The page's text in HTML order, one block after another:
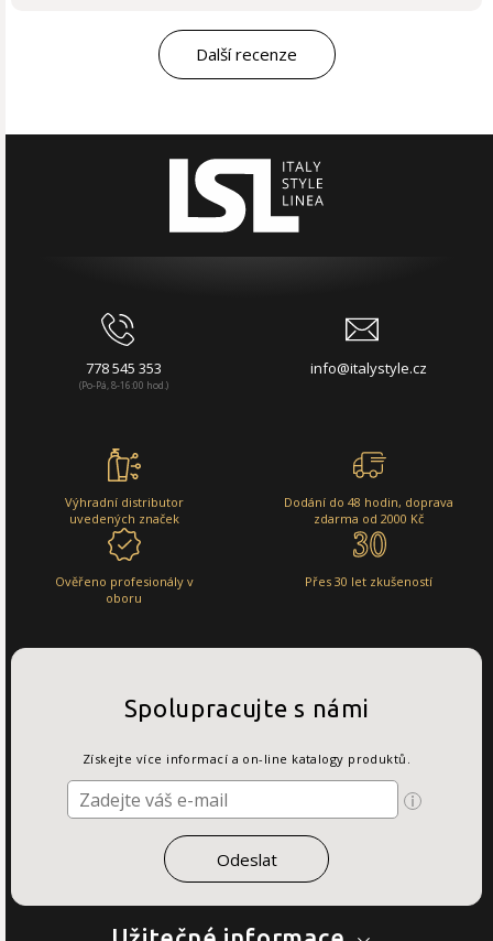
Další recenze
778 545 353
(Po-Pá, 8-16:00 hod.)
info@italystyle.cz
Výhradní distributor
uvedených značek
Dodání do 48 hodin, doprava
zdarma od 2000 Kč
Ověřeno profesionály v
oboru
Přes 30 let zkušeností
Spolupracujte s námi
Získejte více informací a on-line katalogy produktů.